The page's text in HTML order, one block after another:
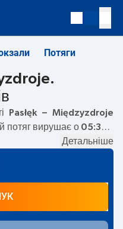
Потяги
Pasłęk – Międzyzdroje
потяг вирушає о 05:38з
завершує
Детальніше